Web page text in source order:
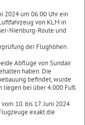
2024 um 06:00 Uhr ein
von KLM in
Nienburg-Route und
der Flughöhen
Abflüge von Sundair
haben. Die
befindet, wurde
liegen bei über 4.000 Fuß
10. bis 17. Juni 2024
exakt die